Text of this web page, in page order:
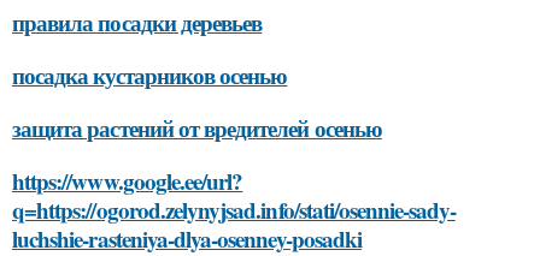
правила посадки деревьев
посадка кустарников осенью
защита растений от вредителей осенью
https://www.google.ee/url?
q=https://ogorod.zelynyjsad.info/stati/osennie-sady-
luchshie-rasteniya-dlya-osenney-posadki